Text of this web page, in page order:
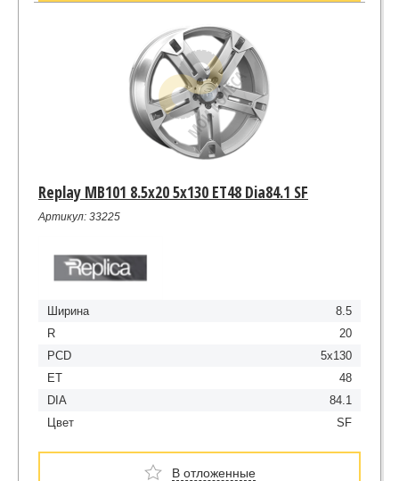
Replay MB101 8.5x20 5x130 ET48 Dia84.1 SF
Артикул: 33225
Ширина
8.5
R
20
PCD
5x130
ET
48
DIA
84.1
Цвет
SF
В отложенные